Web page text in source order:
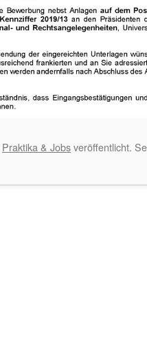
Praktika & Jobsveröffentlicht.